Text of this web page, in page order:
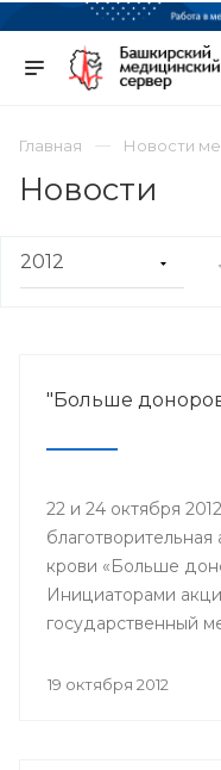
Главная Новости
Новости
"Больше
22 и 24 октября
крови «Больше
Инициаторами
государственный
переливания
19 октября 2012